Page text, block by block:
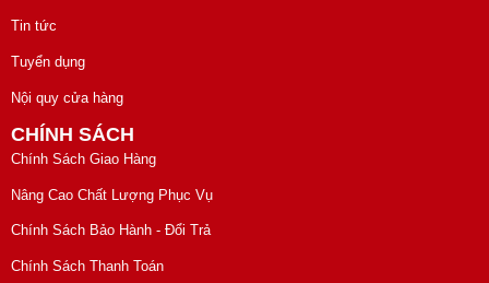
Tin tức
Tuyển dụng
Nội quy cửa hàng
CHÍNH SÁCH
Chính Sách Giao Hàng
Nâng Cao Chất Lượng Phục Vụ
Chính Sách Bảo Hành - Đổi Trả
Chính Sách Thanh Toán